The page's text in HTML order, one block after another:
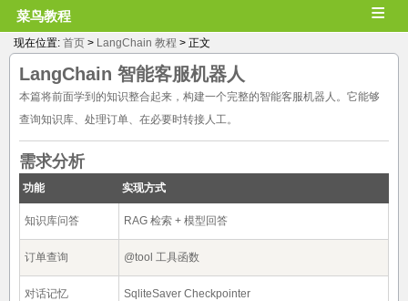
菜鸟教程 ≡
现在位置: 首页 > LangChain 教程 > 正文
LangChain 智能客服机器人
本篇将前面学到的知识整合起来，构建一个完整的智能客服机器人。它能够
查询知识库、处理订单、在必要时转接人工。
需求分析
功能 实现方式
知识库问答 RAG 检索 + 模型回答
订单查询 @tool 工具函数
对话记忆 SqliteSaver Checkpointer